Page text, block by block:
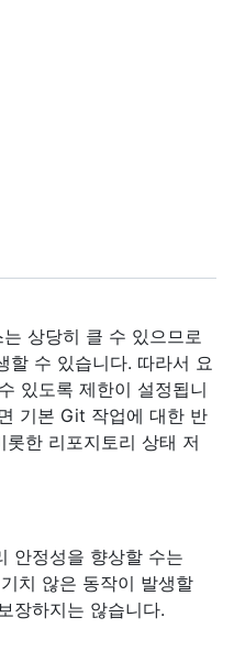
상당히 클 수 있으므로
할 수 있습니다. 따라서 요
있도록 제한이 설정됩니
기본 Git 작업에 대한 반
한 리포지토리 상태 저
안정성을 향상할 수는
치 않은 동작이 발생할
장하지는 않습니다.